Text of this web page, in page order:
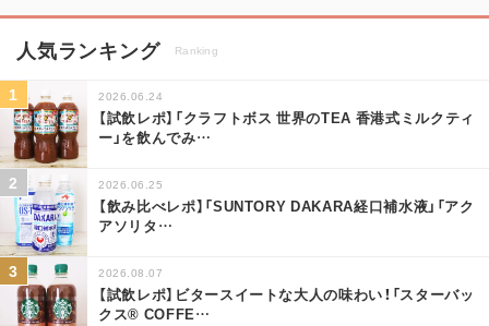
人気ランキング Ranking
2026.06.24
【試飲レポ】「クラフトボス 世界のTEA 香港式ミルクティ
ー」を飲んでみ…
2026.06.25
【飲み比べレポ】「SUNTORY DAKARA経口補水液」「アク
アソリタ…
2026.08.07
【試飲レポ】ビタースイートな大人の味わい！「スターバッ
クス® COFFE…